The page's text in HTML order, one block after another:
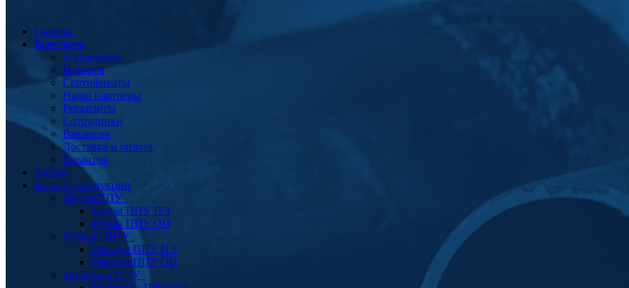
Главная
Компания
О компании
История
Сертификаты
Наши партнеры
Реквизиты
Сотрудники
Вакансии
Доставка и оплата
Гарантия
Акции
Каталог продукции
Трубы ППУ
Трубы ППУ ПЭ
Трубы ППУ ОЦ
Отводы ППУ
Отводы ППУ ПЭ
Отводы ППУ ОЦ
Тройники ППУ